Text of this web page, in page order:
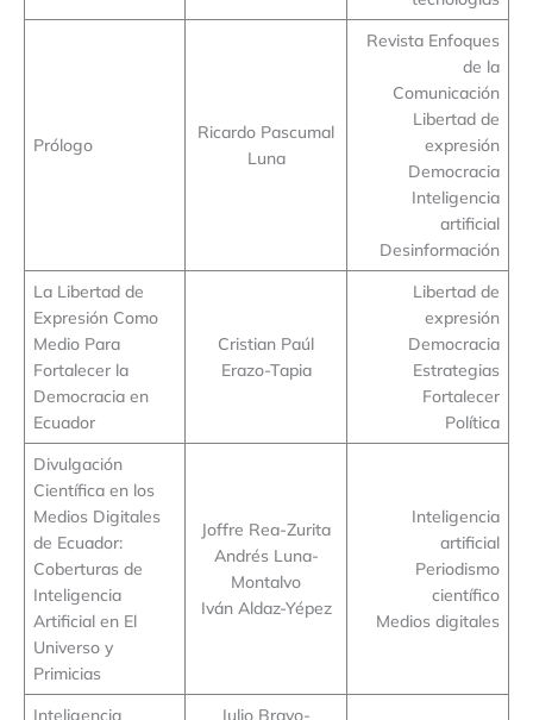
Prólogo
Ricardo Pascumal
Luna
Revista Enfoques
de la
Comunicación
Libertad de
expresión
Democracia
Inteligencia
artificial
Desinformación
La Libertad de
Expresión Como
Medio Para
Fortalecer la
Democracia en
Ecuador
Cristian Paúl
Erazo-Tapia
Libertad de
expresión
Democracia
Estrategias
Fortalecer
Política
Divulgación
Científica en los
Medios Digitales
de Ecuador:
Coberturas de
Inteligencia
Artificial en El
Universo y
Primicias
Joffre Rea-Zurita
Andrés Luna-
Montalvo
Iván Aldaz-Yépez
Inteligencia
artificial
Periodismo
científico
Medios digitales
Inteligencia Julio Bravo-